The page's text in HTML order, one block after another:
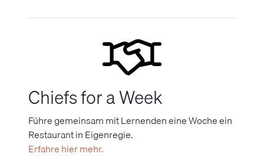
Chiefs for a Week
Führe gemeinsam mit Lernenden eine Woche ein
Restaurant in Eigenregie.
Erfahre hier mehr.